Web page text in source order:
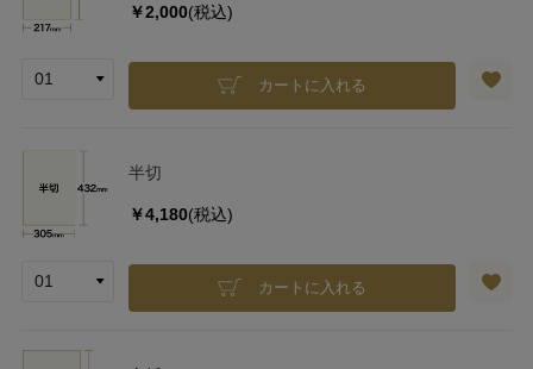
￥2,000(税込)
カートに入れる
半切
￥4,180(税込)
カートに入れる